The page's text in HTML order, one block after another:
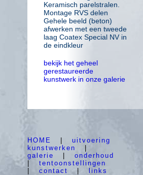
Keramisch parelstralen.
Montage RVS delen
Gehele beeld (beton)
afwerken met een tweede
laag Coatex Special NV in
de eindkleur
bekijk het geheel
gerestaureerde
kunstwerk in onze galerie
HOME
uitvoering
kunstwerken
galerie
onderhoud
tentoonstellingen
contact links